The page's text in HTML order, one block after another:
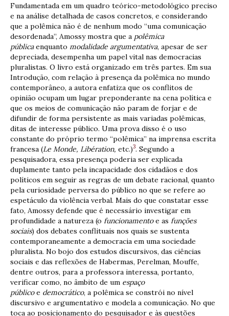
Fundamentada em um quadro teórico-metodológico preciso
e na análise detalhada de casos concretos, e considerando
que a polêmica não é de nenhum modo “uma comunicação
desordenada”, Amossy mostra que a polêmica
públicaenquanto modalidade argumentativa, apesar de ser
depreciada, desempenha um papel vital nas democracias
pluralistas. O livro está organizado em três partes. Em sua
Introdução, com relação à presença da polêmica no mundo
contemporâneo, a autora enfatiza que os conflitos de
opinião ocupam um lugar preponderante na cena política e
que os meios de comunicação não param de forjar e de
difundir de forma persistente as mais variadas polêmicas,
ditas de interesse público. Uma prova disso é o uso
constante do próprio termo “polêmica” na imprensa escrita
francesa (Le Monde, Libération, etc.)3. Segundo a
pesquisadora, essa presença poderia ser explicada
duplamente tanto pela incapacidade dos cidadãos e dos
políticos em seguir as regras de um debate racional, quanto
pela curiosidade perversa do público no que se refere ao
espetáculo da violência verbal. Mais do que constatar esse
fato, Amossy defende que é necessário investigar em
profundidade a natureza (o funcionamentoe as funções
sociais) dos debates conflituais nos quais se sustenta
contemporaneamente a democracia em uma sociedade
pluralista. No bojo dos estudos discursivos, das ciências
sociais e das reflexões de Habermas, Perelman, Mouffe,
dentre outros, para a professora interessa, portanto,
verificar como, no âmbito de um espaço
públicoe democrático, a polêmica se constrói no nível
discursivo e argumentativo e modela a comunicação. No que
toca ao posicionamento do pesquisador e às questões